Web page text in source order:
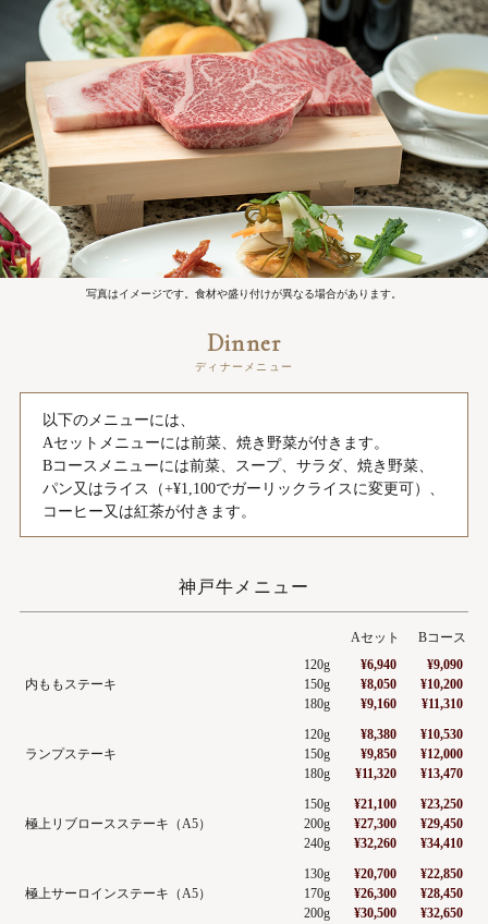
写真はイメージです。食材や盛り付けが異なる場合があります。
Dinner
ディナーメニュー
以下のメニューには、
Aセットメニューには前菜、焼き野菜が付きます。
Bコースメニューには前菜、スープ、サラダ、焼き野菜、
パン又はライス（+¥1,100でガーリックライスに変更可）、
コーヒー又は紅茶が付きます。
神戸牛メニュー
Aセット Bコース
内ももステーキ
120g
150g
180g
¥6,940
¥8,050
¥9,160
¥9,090
¥10,200
¥11,310
ランプステーキ
120g
150g
180g
¥8,380
¥9,850
¥11,320
¥10,530
¥12,000
¥13,470
極上リブロースステーキ（A5）
150g
200g
240g
¥21,100
¥27,300
¥32,260
¥23,250
¥29,450
¥34,410
極上サーロインステーキ（A5）
130g
170g
200g
¥20,700
¥26,300
¥30,500
¥22,850
¥28,450
¥32,650